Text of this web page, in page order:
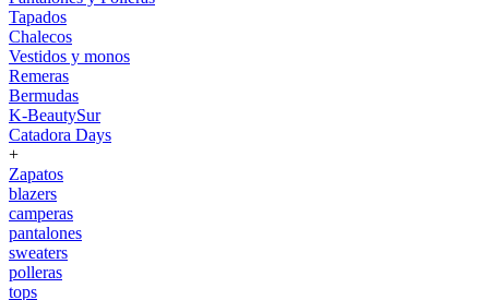
Tapados
Chalecos
Vestidos y monos
Remeras
Bermudas
K-BeautySur
Catadora Days
+
Zapatos
blazers
camperas
pantalones
sweaters
polleras
tops